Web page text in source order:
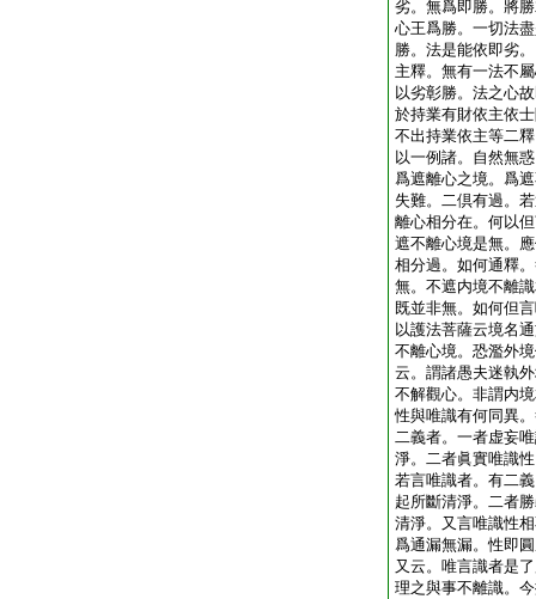
劣。無爲即勝。將
心王爲勝。一切法
勝。法是能依即劣
主釋。無有一法不
以劣彰勝。法之心
於持業有財依主依
不出持業依主等二
以一例諸。自然無
爲遮離心之境。爲
失難。二倶有過。
離心相分在。何以
遮不離心境是無。
相分過。如何通釋
無。不遮内境不離
既並非無。如何但
以護法菩薩云境名
不離心境。恐濫外
云。謂諸愚夫迷執
不解觀心。非謂内
性與唯識有何同異
二義者。一者虚妄
淨。二者眞實唯識
若言唯識者。有二
起所斷清淨。二者
清淨。又言唯識性
爲通漏無漏。性即
又云。唯言識者是
理之與事不離識。